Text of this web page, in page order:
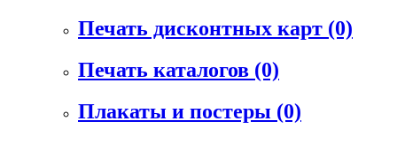
Печать дисконтных карт (0)
Печать каталогов (0)
Плакаты и постеры (0)